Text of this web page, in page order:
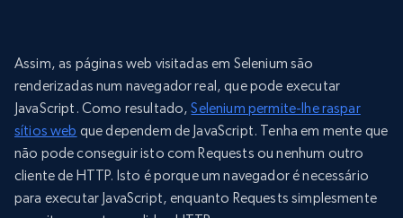
Assim, as páginas web visitadas em Selenium são
renderizadas num navegador real, que pode executar
JavaScript. Como resultado,Selenium permite-lhe raspar
sítios web que dependem de JavaScript. Tenha em mente que
não pode conseguir isto com Requests ou nenhum outro
cliente de HTTP. Isto é porque um navegador é necessário
para executar JavaScript, enquanto Requests simplesmente